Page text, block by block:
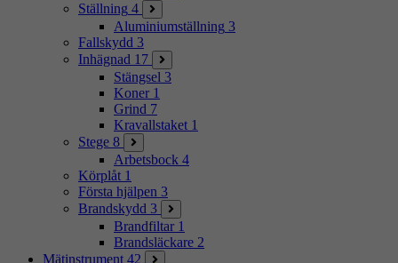
Ställning 4
Aluminiumställning 3
Fallskydd 3
Inhägnad 17
Stängsel 3
Koner 1
Grind 7
Kravallstaket 1
Stege 8
Arbetsbock 4
Körplåt 1
Första hjälpen 3
Brandskydd 3
Brandfiltar 1
Brandsläckare 2
Mätinstrument 42